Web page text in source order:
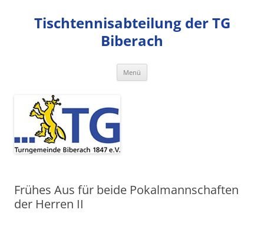
springenTischtennisabteilung der TG
Biberach
Menü
Frühes Aus für beide Pokalmannschaften
der Herren II